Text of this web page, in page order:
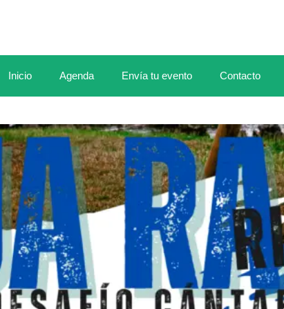
Inicio Agenda Envía tu evento Contacto